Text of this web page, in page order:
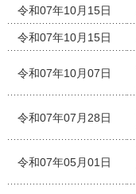
令和07年10月15日
令和07年10月15日
令和07年10月07日
令和07年07月28日
令和07年05月01日